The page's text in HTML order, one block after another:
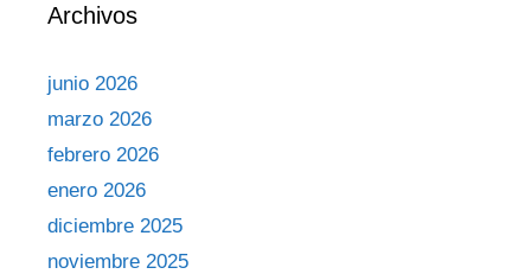
Archivos
junio 2026
marzo 2026
febrero 2026
enero 2026
diciembre 2025
noviembre 2025